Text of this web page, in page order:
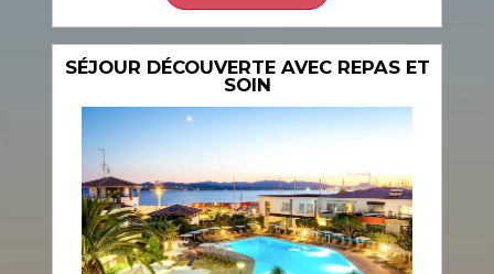
SÉJOUR DÉCOUVERTE AVEC REPAS ET
SOIN